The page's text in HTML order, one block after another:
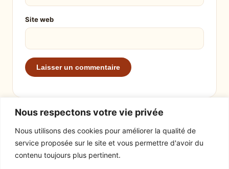
Nous respectons votre vie privée
Nous utilisons des cookies pour améliorer la qualité de
service proposée sur le site et vous permettre d'avoir du
contenu toujours plus pertinent.
Site web